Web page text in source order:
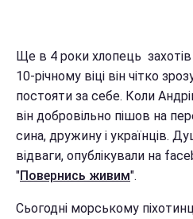
Ще в 4 роки хлопець
10-річному віці він чітко
постояти за себе. Коли
він добровільно пішов на
сина, дружину і українців.
відваги, опублікували на
"Повернись живим".
Сьогодні морському